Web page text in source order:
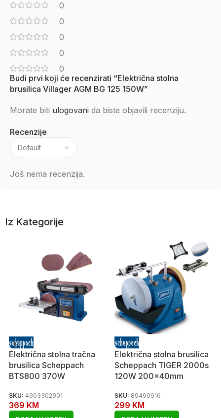
0
0
0
0
0
Recenzije
Još nema recenzija.
Budi prvi koji će recenzirati “Električna stolna
brusilica Villager AGM BG 125 150W”
Morate biti ulogovani da biste objavili recenziju.
Iz Kategorije
Električna stolna tračna
brusilica Scheppach
BTS800 370W
SKU: 4903302901
369 KM
Električna stolna brusilica
Scheppach TIGER 2000s
120W 200x40mm
SKU: 89490916
299 KM